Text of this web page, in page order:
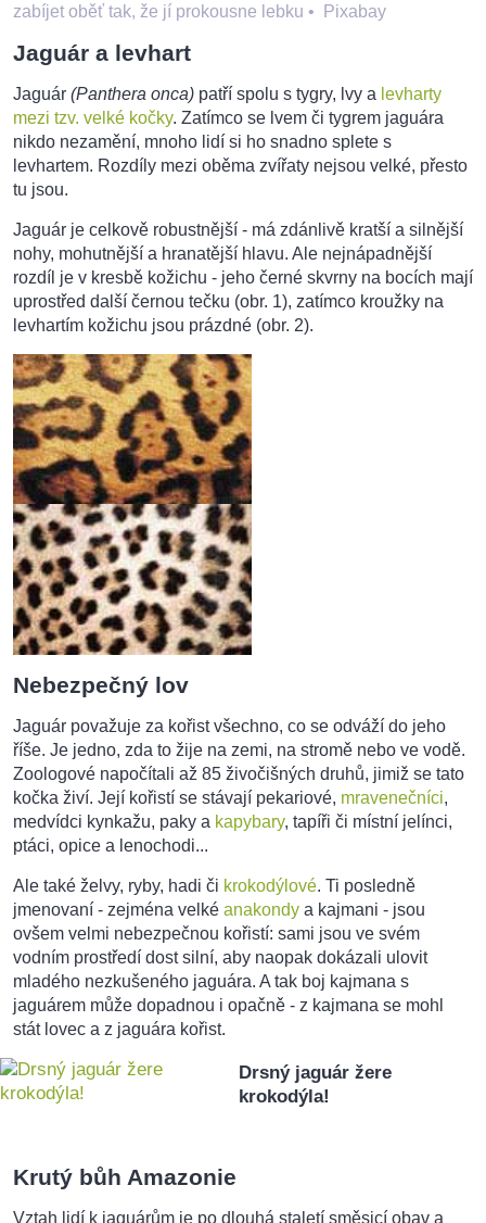
zabíjet oběť tak, že jí prokousne lebku • Pixabay
Jaguár a levhart
Jaguár (Panthera onca) patří spolu s tygry, lvy a levharty
mezi tzv. velké kočky. Zatímco se lvem či tygrem jaguára
nikdo nezamění, mnoho lidí si ho snadno splete s
levhartem. Rozdíly mezi oběma zvířaty nejsou velké, přesto
tu jsou.
Jaguár je celkově robustnější - má zdánlivě kratší a silnější
nohy, mohutnější a hranatější hlavu. Ale nejnápadnější
rozdíl je v kresbě kožichu - jeho černé skvrny na bocích mají
uprostřed další černou tečku (obr. 1), zatímco kroužky na
levhartím kožichu jsou prázdné (obr. 2).
Nebezpečný lov
Jaguár považuje za kořist všechno, co se odváží do jeho
říše. Je jedno, zda to žije na zemi, na stromě nebo ve vodě.
Zoologové napočítali až 85 živočišných druhů, jimiž se tato
kočka živí. Její kořistí se stávají pekariové, mravenečníci,
medvídci kynkažu, paky a kapybary, tapíři či místní jelínci,
ptáci, opice a lenochodi...
Ale také želvy, ryby, hadi či krokodýlové. Ti posledně
jmenovaní - zejména velké anakondy a kajmani - jsou
ovšem velmi nebezpečnou kořistí: sami jsou ve svém
vodním prostředí dost silní, aby naopak dokázali ulovit
mladého nezkušeného jaguára. A tak boj kajmana s
jaguárem může dopadnou i opačně - z kajmana se mohl
stát lovec a z jaguára kořist.
Drsný jaguár žere
krokodýla!
Krutý bůh Amazonie
Vztah lidí k jaguárům je po dlouhá staletí směsicí obav a